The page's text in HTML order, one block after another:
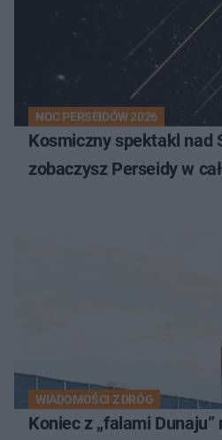
NOC PERSEIDÓW 2026
Kosmiczny spektakl nad
zobaczysz Perseidy w
WIADOMOŚCI Z DRÓG
Koniec z „falami Dunaju”